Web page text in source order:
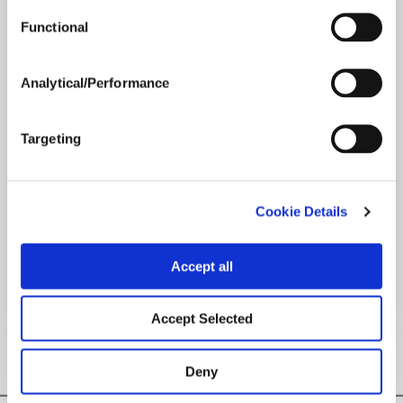
Functional
Analytical/Performance
Targeting
Cookie Details
Accept all
Accept Selected
Deny
Les particules de ce produit sèchent plus rapidement
conséquent, il est plus résistant au délavage et a une
plus longue activité rémanente.
mildiou (toutes les souches) et la brûlure
alternarienne.
Version imprimable